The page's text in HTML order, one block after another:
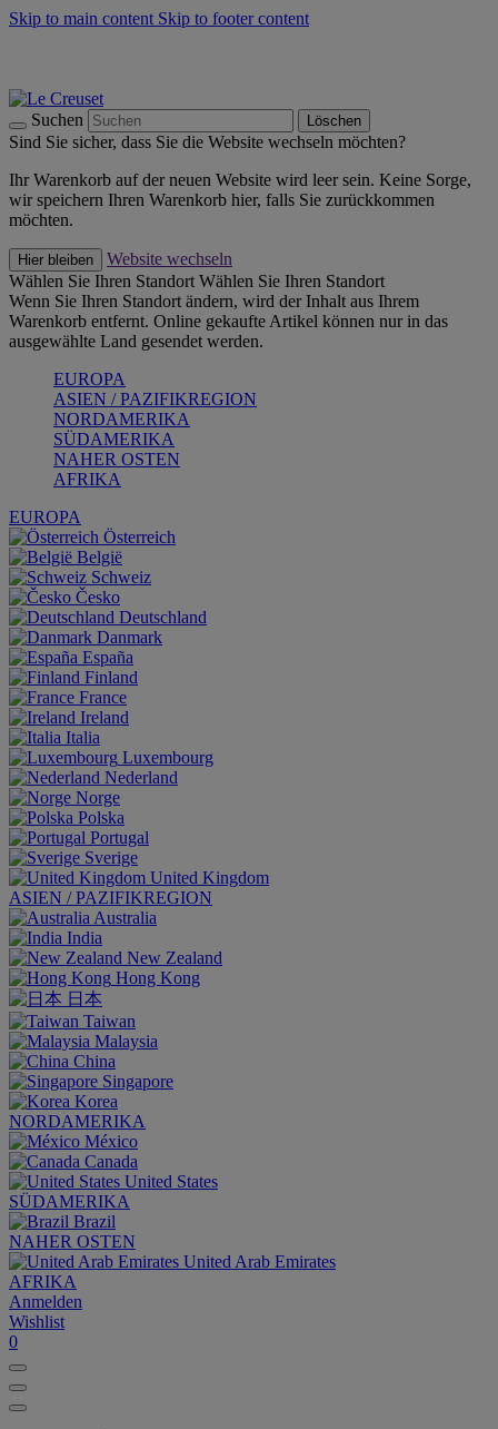
Skip to main content Skip to footer content
Suchen Löschen
Sind Sie sicher, dass Sie die Website wechseln möchten?
Ihr Warenkorb auf der neuen Website wird leer sein. Keine Sorge,
wir speichern Ihren Warenkorb hier, falls Sie zurückkommen
möchten.
Hier bleiben
Website wechseln
Wählen Sie Ihren Standort Wählen Sie Ihren Standort
Wenn Sie Ihren Standort ändern, wird der Inhalt aus Ihrem
Warenkorb entfernt. Online gekaufte Artikel können nur in das
ausgewählte Land gesendet werden.
EUROPA
ASIEN / PAZIFIKREGION
NORDAMERIKA
SÜDAMERIKA
NAHER OSTEN
AFRIKA
EUROPA
Österreich
België
Schweiz
Česko
Deutschland
Danmark
España
Finland
France
Ireland
Italia
Luxembourg
Nederland
Norge
Polska
Portugal
Sverige
United Kingdom
ASIEN / PAZIFIKREGION
Australia
India
New Zealand
Hong Kong
日本
Taiwan
Malaysia
China
Singapore
Korea
NORDAMERIKA
México
Canada
United States
SÜDAMERIKA
Brazil
NAHER OSTEN
United Arab Emirates
AFRIKA
Anmelden
Wishlist
0